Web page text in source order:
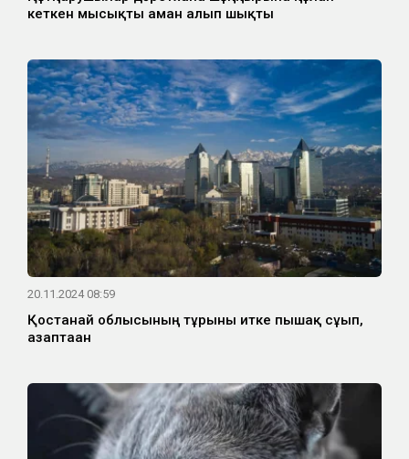
кеткен мысықты аман алып шықты
20.11.2024 08:59
Қостанай облысының тұрғыны итке пышақ сұғып,
азаптаған